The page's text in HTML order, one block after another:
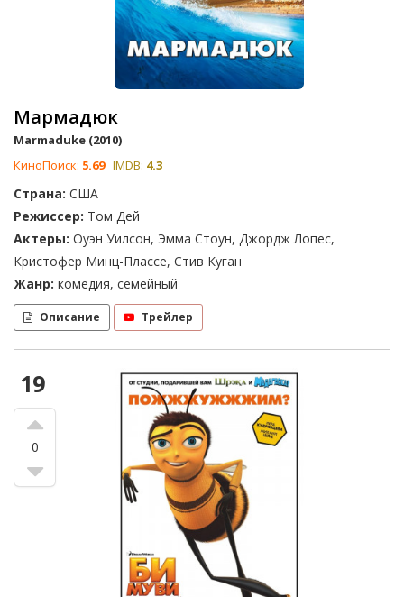
Мармадюк
Marmaduke (2010)
КиноПоиск: 5.69 IMDB: 4.3
Страна: США
Режиссер: Том Дей
Актеры: Оуэн Уилсон, Эмма Стоун, Джордж Лопес,
Кристофер Минц-Плассе, Стив Куган
Жанр: комедия, семейный
Описание Трейлер
19
0